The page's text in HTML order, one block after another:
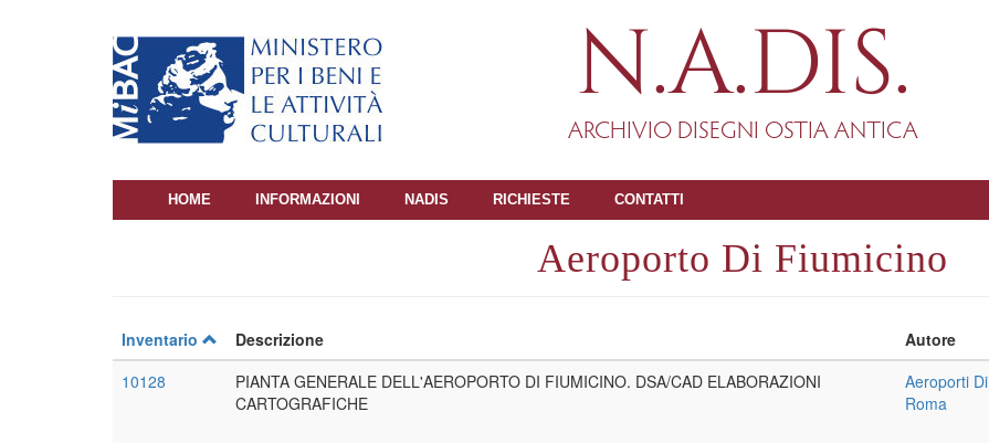
N.A.DIS.
ARCHIVIO DISEGNI OSTIA ANTICA
NAVIGAZIONE
HOME INFORMAZIONI NADIS RICHIESTE CONTATTI
Aeroporto Di Fiumicino
Inventario Descrizione Autore
10128
PIANTA GENERALE DELL'AEROPORTO DI FIUMICINO. DSA/CAD ELABORAZIONI
CARTOGRAFICHE
Aeroporti Di
Roma